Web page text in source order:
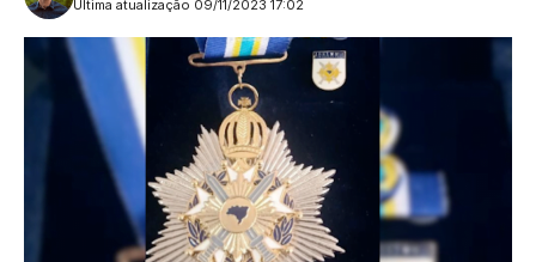
Última atualização 09/11/2023 17:02